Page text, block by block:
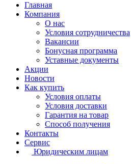
Главная
Компания
О нас
Условия сотрудничества
Вакансии
Бонусная программа
Уставные документы
Акции
Новости
Как купить
Условия оплаты
Условия доставки
Гарантия на товар
Способ получения
Контакты
Сервис
Юридическим лицам